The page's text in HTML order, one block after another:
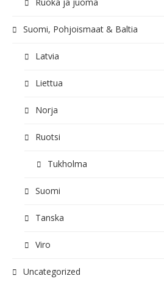
Suomi, Pohjoismaat & Baltia
Latvia
Liettua
Norja
Ruotsi
Tukholma
Suomi
Tanska
Viro
Uncategorized